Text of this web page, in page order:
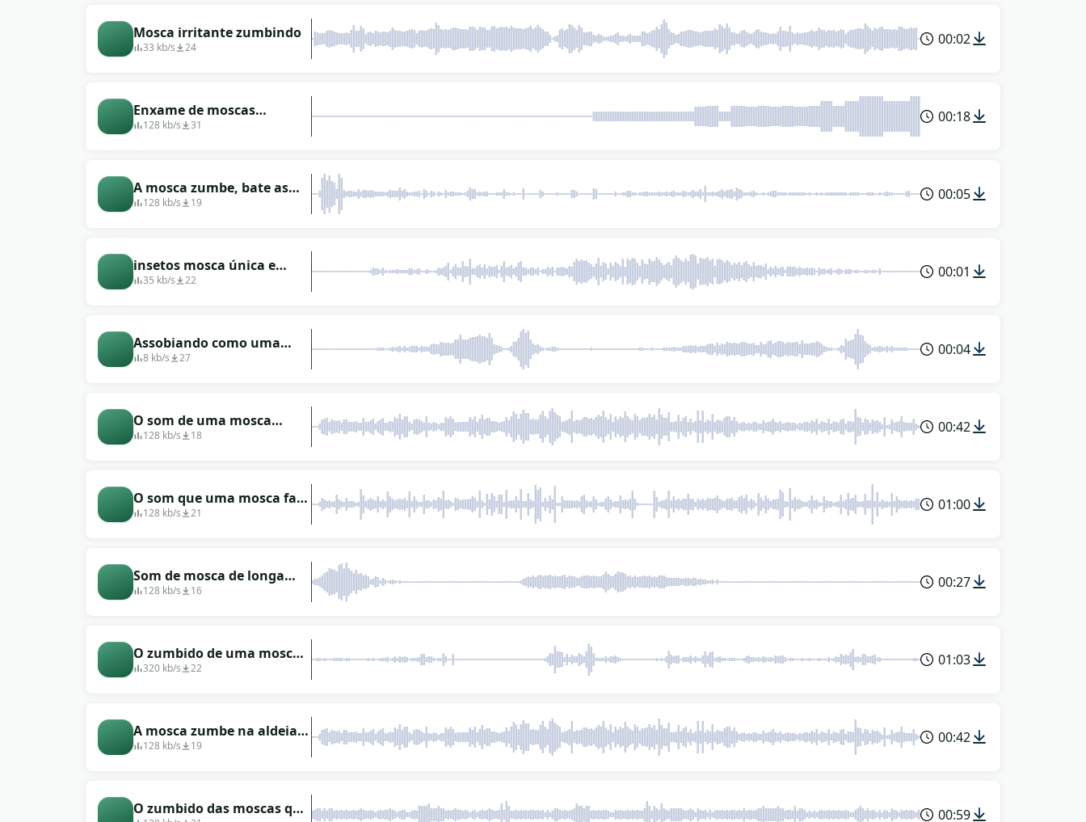
Mosca irritante zumbindo
33 kb/s 24 00:02
Enxame de moscas
zumbindo
128 kb/s 31 00:18
A mosca zumbe, bate as
asas no vidro
128 kb/s 19 00:05
insetos mosca única e
curta
35 kb/s 22 00:01
Assobiando como uma
mosca zumbindo
8 kb/s 27 00:04
O som de uma mosca
voando (várias moscas
128 kb/s 18 00:42
O som que uma mosca faz
quando atinge uma janela
128 kb/s 21 01:00
Som de mosca de longa
duração
128 kb/s 16 00:27
O zumbido de uma mosca
que voa pela casa e pousa
320 kb/s 22 01:03
A mosca zumbe na aldeia
ou no campo (bater asas)
128 kb/s 19 00:42
O zumbido das moscas que
00:59